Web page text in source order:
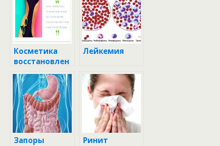
Косметика
восстановлен
ия
Лейкемия
Запоры Ринит